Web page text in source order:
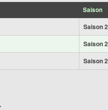
Saison
Saison
Saison
Saison